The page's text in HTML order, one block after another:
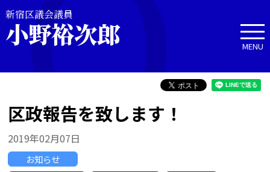
新宿区議会議員
小野裕次郎 MENU
区政報告を致します！
2019年02月07日
お知らせ